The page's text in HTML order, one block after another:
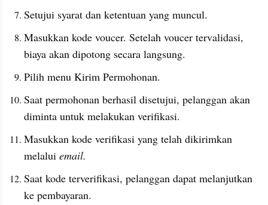
Setujui syarat dan ketentuan yang muncul.
Masukkan kode voucer. Setelah voucer tervalidasi,
biaya akan dipotong secara langsung.
Pilih menu Kirim Permohonan.
Saat permohonan berhasil disetujui, pelanggan akan
diminta untuk melakukan verifikasi.
Masukkan kode verifikasi yang telah dikirimkan
melalui email.
Saat kode terverifikasi, pelanggan dapat melanjutkan
ke pembayaran.